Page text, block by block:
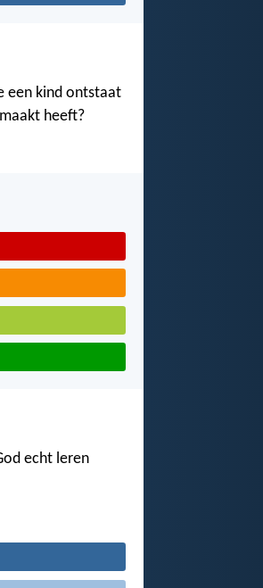
een kind ontstaat
heeft?
echt leren